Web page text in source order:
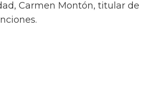
Carmen Montón, titular de